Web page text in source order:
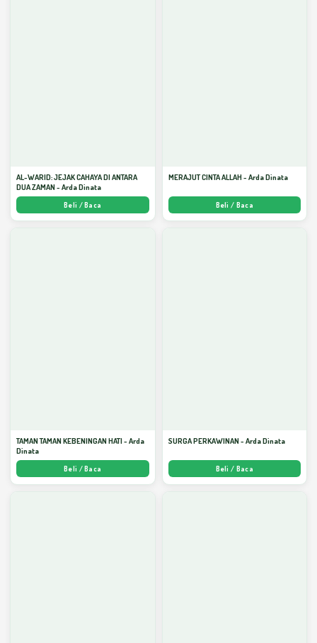
AL-WARID: JEJAK CAHAYA DI ANTARA
DUA ZAMAN - Arda Dinata
Beli / Baca
MERAJUT CINTA ALLAH - Arda Dinata
Beli / Baca
TAMAN TAMAN KEBENINGAN HATI - Arda
Dinata
Beli / Baca
SURGA PERKAWINAN - Arda Dinata
Beli / Baca